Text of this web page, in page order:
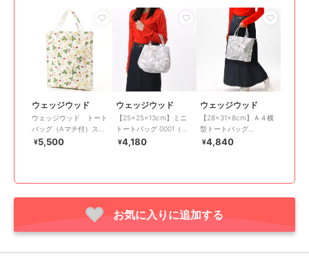
ウェッジウッド
ウェッジウッド トート
バッグ（Aマチ付）スト
ロベリー インクブル
¥5,500
ウェッジウッド
【25×25×13cm】ミニ
トートバッグ 0001（レ
ディース）（ウェッジウ
¥4,180
ウェッジウッド
【28×31×8cm】Ａ４横
型トートバッグ
0001（レディース）
¥4,840
お気に入りに追加する